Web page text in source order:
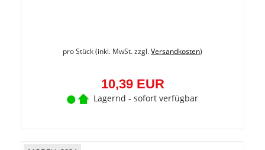
pro Stück (inkl. MwSt. zzgl.Versandkosten)
10,39 EUR
Lagernd - sofort verfügbar